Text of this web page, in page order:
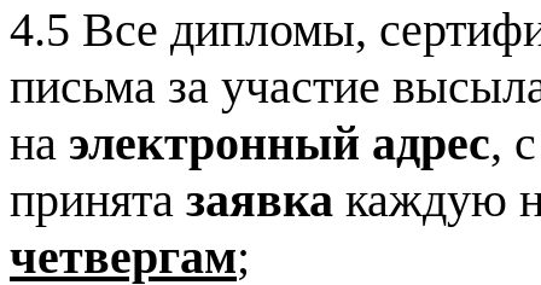
4.5 Все дипломы,
письма за участие
на электронный адрес,
принята заявка каждую
четвергам;